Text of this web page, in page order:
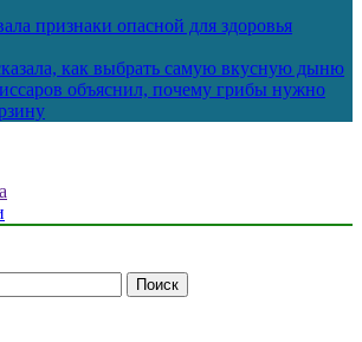
признаки опасной для здоровья
как выбрать самую вкусную дыню
объяснил, почему грибы нужно